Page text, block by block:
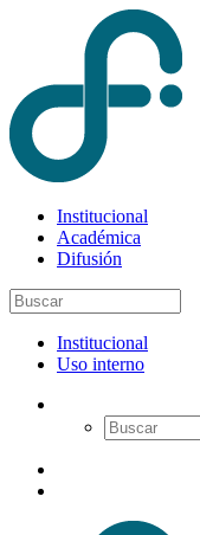
Institucional
Académica
Difusión
Institucional
Uso interno